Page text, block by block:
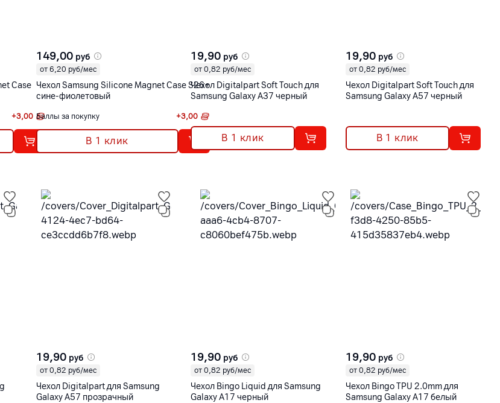
Case
+3,00
149,00 руб
от 6,20 руб/мес
Чехол Samsung Silicone Magnet Case S26+
сине-фиолетовый
Баллы за покупку +3,00
В 1 клик
19,90 руб
от 0,82 руб/мес
Чехол Digitalpart Soft Touch для
Samsung Galaxy A37 черный
В 1 клик
19,90 руб
от 0,82 руб/мес
Чехол Digitalpart Soft Touch для
Samsung Galaxy A57 черный
В 1 клик
19,90 руб
от 0,82 руб/мес
Чехол Digitalpart для Samsung
Galaxy A57 прозрачный
19,90 руб
от 0,82 руб/мес
Чехол Bingo Liquid для Samsung
Galaxy A17 черный
19,90 руб
от 0,82 руб/мес
Чехол Bingo TPU 2.0mm для
Samsung Galaxy A17 белый